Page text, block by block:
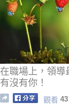
在職場上，領導
有沒有你！
觀看 43